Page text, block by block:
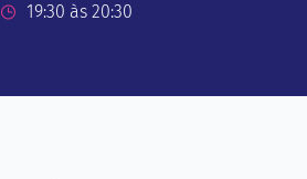
19:30 às 20:30